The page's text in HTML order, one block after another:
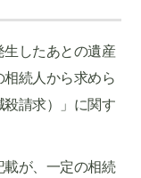
したあとの遺産
続人から求めら
請求）」に関す
載が、一定の相続